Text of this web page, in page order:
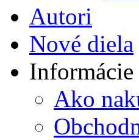
Autori
Nové diela
Informácie
Ako